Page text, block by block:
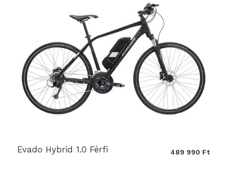
Evado Hybrid 1.0 Férfi 489 990 Ft